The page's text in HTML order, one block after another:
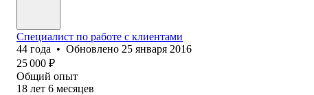
Специалист по работе с клиентами
44 года • Обновлено 25 января 2016
25 000 ₽
Общий опыт
18 лет 6 месяцев